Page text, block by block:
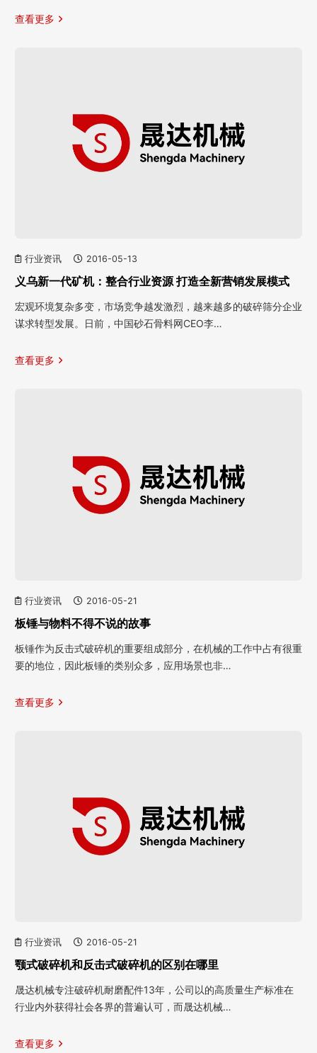
查看更多
行业资讯 2016-05-13
义乌新一代矿机：整合行业资源 打造全新营销发展模式
宏观环境复杂多变，市场竞争越发激烈，越来越多的破碎筛分企业
谋求转型发展。日前，中国砂石骨料网CEO李…
查看更多
行业资讯 2016-05-21
板锤与物料不得不说的故事
板锤作为反击式破碎机的重要组成部分，在机械的工作中占有很重
要的地位，因此板锤的类别众多，应用场景也非…
查看更多
行业资讯 2016-05-21
颚式破碎机和反击式破碎机的区别在哪里
晟达机械专注破碎机耐磨配件13年，公司以的高质量生产标准在
行业内外获得社会各界的普遍认可，而晟达机械…
查看更多